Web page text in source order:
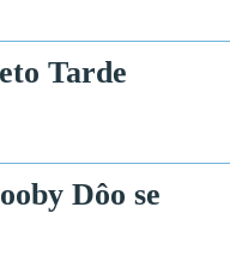
Tarde
Dôo se